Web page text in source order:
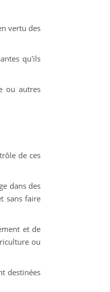
vertu des
qu'ils
ou autres
de ces
dans des
sans faire
et de
ou
destinées